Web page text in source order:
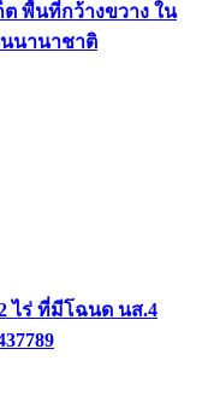
ต พื้นที่กว้างขวาง ใน
นานาชาติ
ไร่ ที่มีโฉนด นส.4